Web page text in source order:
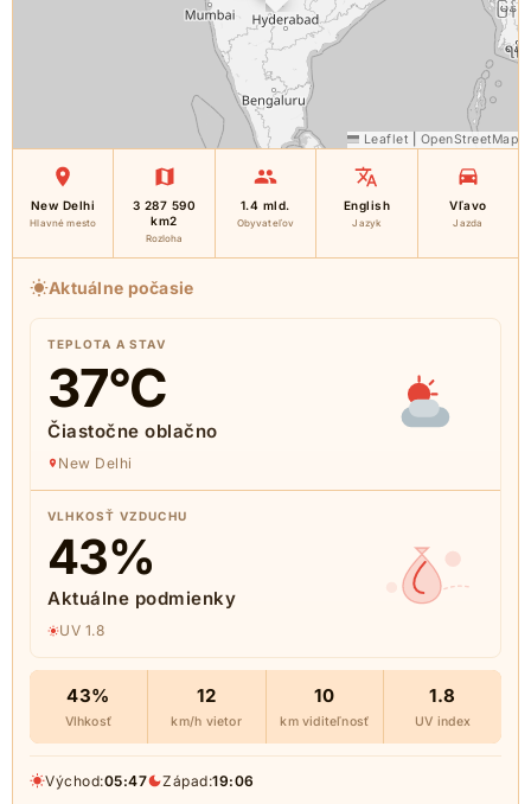
Leaflet OpenStreetMap
New Delhi
Hlavné mesto
3 287 590
km2
Rozloha
1.4 mld.
Obyvateľov
English
Jazyk
Vľavo
Jazda
Aktuálne počasie
TEPLOTA A STAV
37°C
Čiastočne oblačno
New Delhi
VLHKOSŤ VZDUCHU
43%
Aktuálne podmienky
UV 1.8
43%
Vlhkosť
12
km/h vietor
10
km viditeľnosť
1.8
UV index
Východ:05:47 Západ:19:06